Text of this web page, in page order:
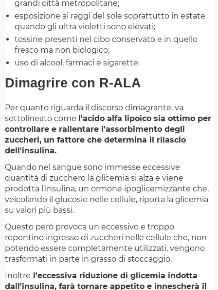
grandi città metropolitane;
esposizione ai raggi del sole soprattutto in estate
quando gli ultra violetti sono elevati;
tossine presenti nel cibo conservato e in quello
fresco ma non biologico;
uso di alcool, farmaci e sigarette.
Dimagrire con R-ALA
Per quanto riguarda il discorso dimagrante, va
sottolineato come l'acido alfa lipoico sia ottimo per
controllare e rallentare l'assorbimento degli
zuccheri, un fattore che determina il rilascio
dell'insulina.
Quando nel sangue sono immesse eccessive
quantità di zucchero la glicemia si alza e viene
prodotta l'insulina, un ormone ipoglicemizzante che,
veicolando il glucosio nelle cellule, riporta la glicemia
su valori più bassi.
Questo però provoca un eccessivo e troppo
repentino ingresso di zuccheri nelle cellule che, non
potendo essere completamente utilizzati, vengono
trasformati in parte in grasso di stoccaggio.
Inoltre l'eccessiva riduzione di glicemia indotta
dall'insulina, farà tornare appetito e innescherà il